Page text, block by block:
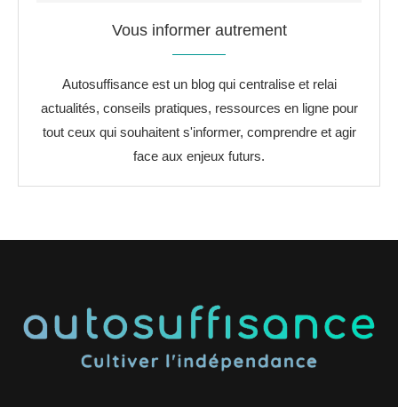
Vous informer autrement
Autosuffisance est un blog qui centralise et relai
actualités, conseils pratiques, ressources en ligne pour
tout ceux qui souhaitent s'informer, comprendre et agir
face aux enjeux futurs.